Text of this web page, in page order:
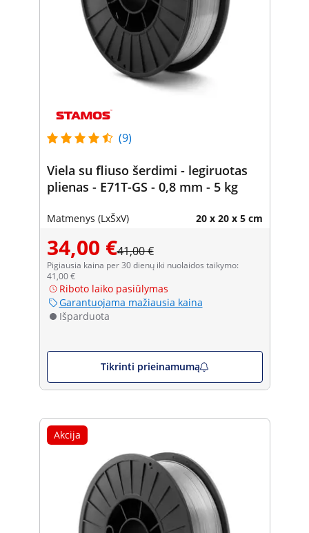
(9)
Viela su fliuso šerdimi - legiruotas
plienas - E71T-GS - 0,8 mm - 5 kg
Matmenys (LxŠxV) 20 x 20 x 5 cm
34,00 €41,00 €
Pigiausia kaina per 30 dienų iki nuolaidos taikymo:
41,00 €
Riboto laiko pasiūlymas
Garantuojama mažiausia kaina
Išparduota
Tikrinti prieinamumą
Akcija